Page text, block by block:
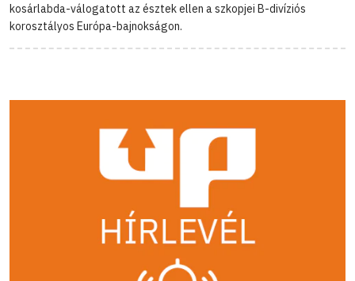
kosárlabda-válogatott az észtek ellen a szkopjei B-divíziós
korosztályos Európa-bajnokságon.